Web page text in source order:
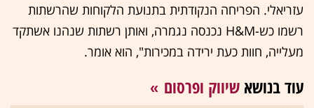
עזריאלי. הפריחה הנקודתית בתנועת הלקוחות שהרשתות
רשמו כש-H&M נכנסה נגמרה, ואותן רשתות שנהנו אשתקד
מעלייה, חוות כעת ירידה במכירות", הוא אומר.
עוד בנושא שיווק ופרסום